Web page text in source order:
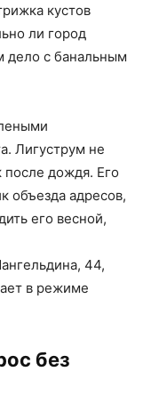
кустов
ли город
дело с банальным
Лигуструм не
после дождя. Его
объезда адресов,
его весной,
44,
в режиме
без